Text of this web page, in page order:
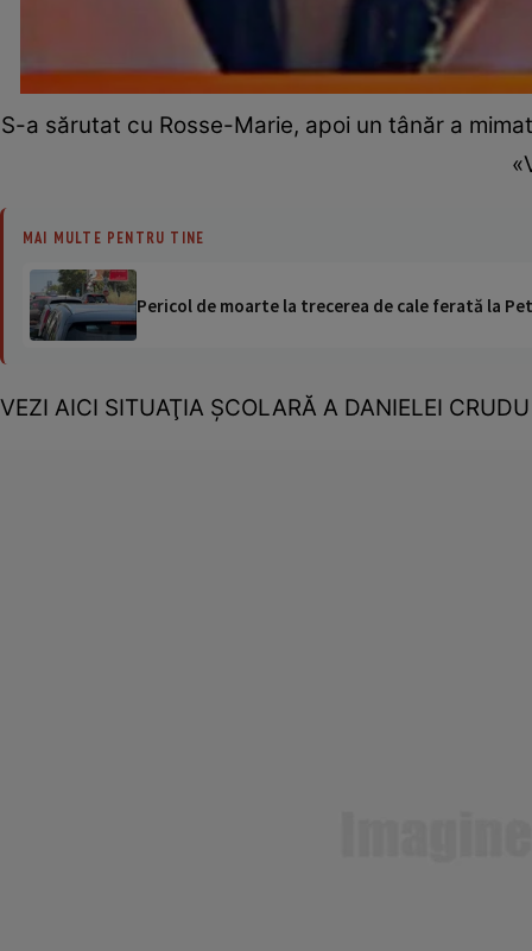
S-a sărutat cu Rosse-Marie, apoi un tânăr a
MAI MULTE PENTRU TINE
Pericol de moarte la trecerea de cale ferată la
VEZI AICI SITUAŢIA ŞCOLARĂ A DANIELEI